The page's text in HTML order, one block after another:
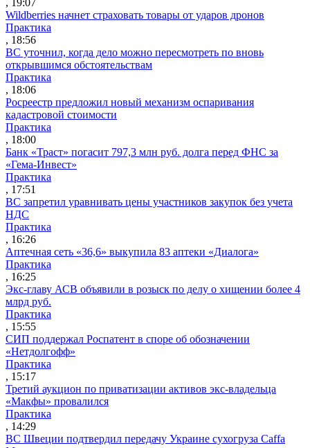
Wildberries начнет страховать товары от ударов дронов
Практика
, 18:56
ВС уточнил, когда дело можно пересмотреть по вновь
открывшимся обстоятельствам
Практика
, 18:06
Росреестр предложил новый механизм оспаривания
кадастровой стоимости
Практика
, 18:00
Банк «Траст» погасит 797,3 млн руб. долга перед ФНС за
«Гема-Инвест»
Практика
, 17:51
ВС запретил уравнивать цены участников закупок без учета
НДС
Практика
, 16:26
Аптечная сеть «36,6» выкупила 83 аптеки «Диалога»
Практика
, 16:25
Экс-главу АСВ объявили в розыск по делу о хищении более 4
млрд руб.
Практика
, 15:55
СИП поддержал Роспатент в споре об обозначении
«Нетдолгофф»
Практика
, 15:17
Третий аукцион по приватизации активов экс-владельца
«Макфы» провалился
Практика
, 14:29
ВС Швеции подтвердил передачу Украине сухогруза Caffa